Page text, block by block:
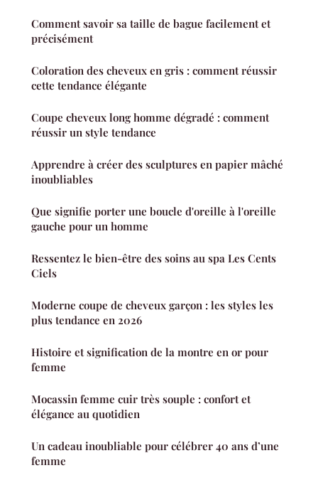
Comment savoir sa taille de bague facilement et
précisément
Coloration des cheveux en gris : comment réussir
cette tendance élégante
Coupe cheveux long homme dégradé : comment
réussir un style tendance
Apprendre à créer des sculptures en papier mâché
inoubliables
Que signifie porter une boucle d'oreille à l'oreille
gauche pour un homme
Ressentez le bien-être des soins au spa Les Cents
Ciels
Moderne coupe de cheveux garçon : les styles les
plus tendance en 2026
Histoire et signification de la montre en or pour
femme
Mocassin femme cuir très souple : confort et
élégance au quotidien
Un cadeau inoubliable pour célébrer 40 ans d’une
femme